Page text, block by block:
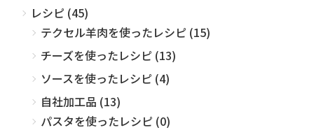
レシピ (45)
テクセル羊肉を使ったレシピ (15)
チーズを使ったレシピ (13)
ソースを使ったレシピ (4)
自社加工品 (13)
パスタを使ったレシピ (0)